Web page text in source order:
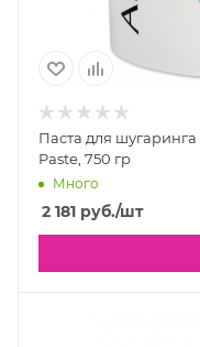
Паста для
Paste, 750 гр
Много
2 181 руб./шт